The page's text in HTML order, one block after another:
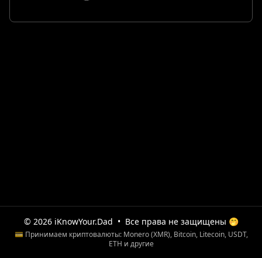
© 2026 iKnowYour.Dad • Все права не защищены 🤭
💳 Принимаем криптовалюты: Monero (XMR), Bitcoin, Litecoin, USDT,
ETH и другие